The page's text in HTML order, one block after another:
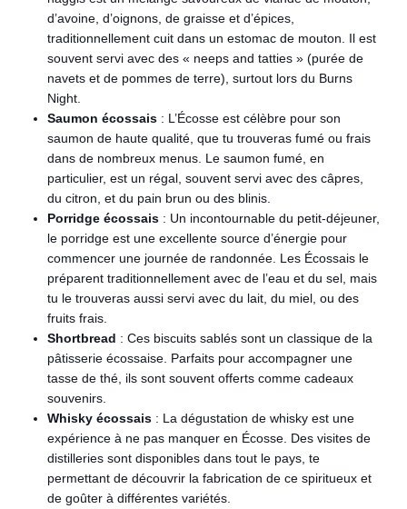
d’avoine, d’oignons, de graisse et d’épices,
traditionnellement cuit dans un estomac de mouton. Il est
souvent servi avec des « neeps and tatties » (purée de
navets et de pommes de terre), surtout lors du Burns
Night.
Saumon écossais: L’Écosse est célèbre pour son
saumon de haute qualité, que tu trouveras fumé ou frais
dans de nombreux menus. Le saumon fumé, en
particulier, est un régal, souvent servi avec des câpres,
du citron, et du pain brun ou des blinis.
Porridge écossais: Un incontournable du petit-déjeuner,
le porridge est une excellente source d’énergie pour
commencer une journée de randonnée. Les Écossais le
préparent traditionnellement avec de l’eau et du sel, mais
tu le trouveras aussi servi avec du lait, du miel, ou des
fruits frais.
Shortbread : Ces biscuits sablés sont un classique de la
pâtisserie écossaise. Parfaits pour accompagner une
tasse de thé, ils sont souvent offerts comme cadeaux
souvenirs.
Whisky écossais: La dégustation de whisky est une
expérience à ne pas manquer en Écosse. Des visites de
distilleries sont disponibles dans tout le pays, te
permettant de découvrir la fabrication de ce spiritueux et
de goûter à différentes variétés.